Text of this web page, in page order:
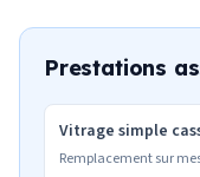
Prestations
Vitrage simple
Remplacement sur